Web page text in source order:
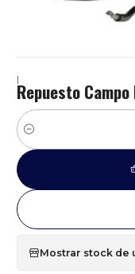
|
Repuesto
Cantidad
Mostrar stock de